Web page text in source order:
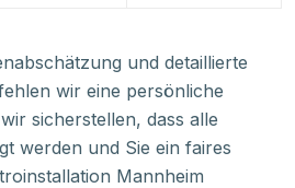
und detaillierte
wir eine persönliche
sicherstellen, dass alle
werden und Sie ein faires
Mannheim